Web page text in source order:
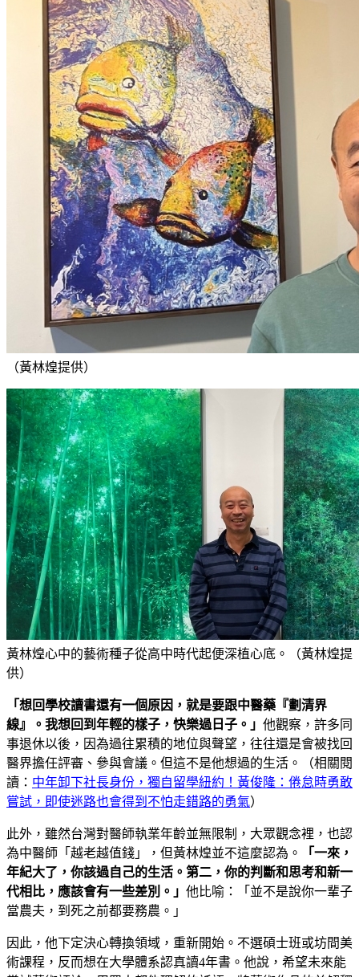
（黃林煌提供）
黃林煌心中的藝術種子從高中時代起便深植心底。（黃林煌提
供）
「想回學校讀書還有一個原因，就是要跟中醫藥『劃清界
線』。我想回到年輕的樣子，快樂過日子。」 他觀察，許多同
事退休以後，因為過往累積的地位與聲望，往往還是會被找回
醫界擔任評審、參與會議。但這不是他想過的生活。（相關閱
讀： 中年卸下社長身份，獨自留學紐約！黃俊隆：倦怠時勇敢
嘗試，即使迷路也會得到不怕走錯路的勇氣）
此外，雖然台灣對醫師執業年齡並無限制，大眾觀念裡，也認
為中醫師「越老越值錢」，但黃林煌並不這麼認為。
「一來，
年紀大了，你該過自己的生活。第二，你的判斷和思考和新一
代相比，應該會有一些差別。」 他比喻：「並不是說你一輩子
當農夫，到死之前都要務農。」
因此，他下定決心轉換領域，重新開始。不選碩士班或坊間美
術課程，反而想在大學體系認真讀4年書。他說，希望未來能